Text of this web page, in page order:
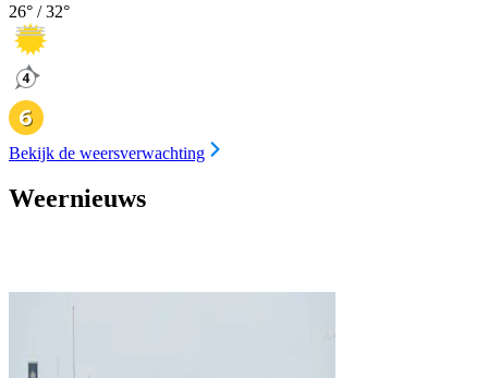
26° /32°
Bekijk de weersverwachting
Weernieuws